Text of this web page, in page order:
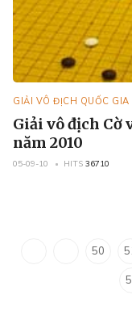
GIẢI VÔ ĐỊCH QUỐC GIA
Giải vô địch Cờ
năm 2010
05-09-10 HITS 36710
50